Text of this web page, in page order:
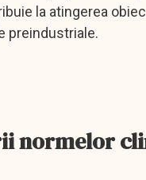
la atingerea
preindustriale.
normelor